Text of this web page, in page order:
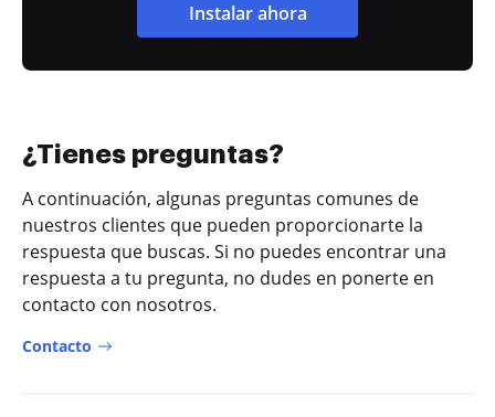
Instalar ahora
¿Tienes preguntas?
A continuación, algunas preguntas comunes de
nuestros clientes que pueden proporcionarte la
respuesta que buscas. Si no puedes encontrar una
respuesta a tu pregunta, no dudes en ponerte en
contacto con nosotros.
Contacto